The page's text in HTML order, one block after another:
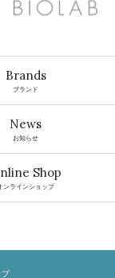
Brands
ブランド
News
お知らせ
Shop
ンラインショップ